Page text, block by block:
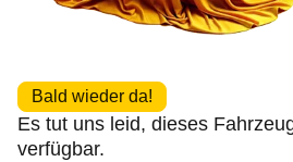
Bald wieder da!
Es tut uns leid, dieses
verfügbar.